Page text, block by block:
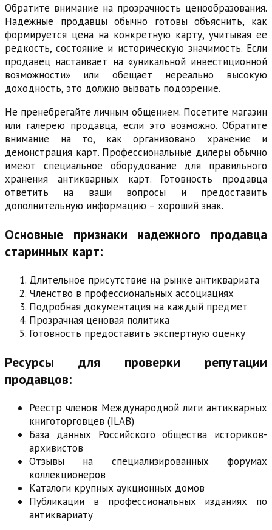
Обратите внимание на прозрачность ценообразования.
Надежные продавцы обычно готовы объяснить, как
формируется цена на конкретную карту, учитывая ее
редкость, состояние и историческую значимость. Если
продавец настаивает на «уникальной инвестиционной
возможности» или обещает нереально высокую
доходность, это должно вызвать подозрение.
Не пренебрегайте личным общением. Посетите магазин
или галерею продавца, если это возможно. Обратите
внимание на то, как организовано хранение и
демонстрация карт. Профессиональные дилеры обычно
имеют специальное оборудование для правильного
хранения антикварных карт. Готовность продавца
ответить на ваши вопросы и предоставить
дополнительную информацию – хороший знак.
Основные признаки надежного продавца
старинных карт:
Длительное присутствие на рынке антиквариата
Членство в профессиональных ассоциациях
Подробная документация на каждый предмет
Прозрачная ценовая политика
Готовность предоставить экспертную оценку
Ресурсы для проверки репутации
продавцов:
Реестр членов Международной лиги антикварных
книготорговцев (ILAB)
База данных Российского общества историков-
архивистов
Отзывы на специализированных форумах
коллекционеров
Каталоги крупных аукционных домов
Публикации в профессиональных изданиях по
антиквариату